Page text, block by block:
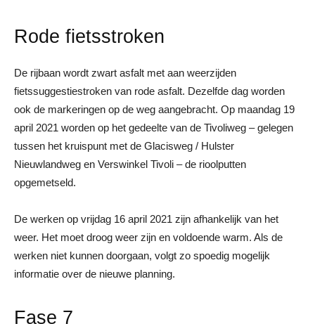
Rode fietsstroken
De rijbaan wordt zwart asfalt met aan weerzijden
fietssuggestiestroken van rode asfalt. Dezelfde dag worden
ook de markeringen op de weg aangebracht. Op maandag 19
april 2021 worden op het gedeelte van de Tivoliweg – gelegen
tussen het kruispunt met de Glacisweg / Hulster
Nieuwlandweg en Verswinkel Tivoli – de rioolputten
opgemetseld.
De werken op vrijdag 16 april 2021 zijn afhankelijk van het
weer. Het moet droog weer zijn en voldoende warm. Als de
werken niet kunnen doorgaan, volgt zo spoedig mogelijk
informatie over de nieuwe planning.
Fase 7